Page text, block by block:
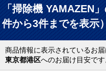
「掃除機 YAMAZEN
件から3件までを表示）
商品情報に表示されているお届
東京都港区へのお届け目安です